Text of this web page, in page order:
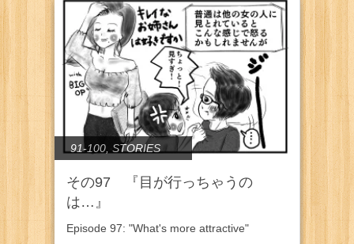
91-100 STORIES
その97 『目が行っちゃうの
は…』
Episode 97: "What's more attractive"